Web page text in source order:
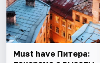
Must have Питера: